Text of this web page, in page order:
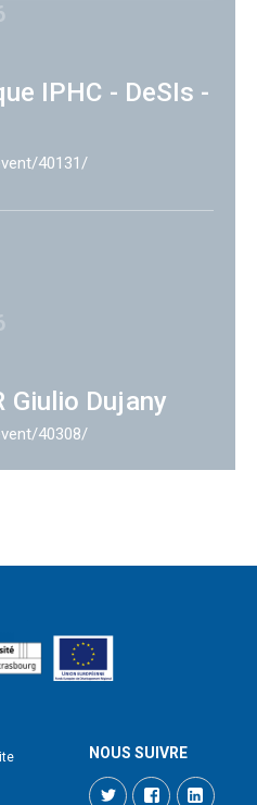
IPHC - DeSIs -
40131/
Giulio Dujany
40308/
NOUS SUIVRE
TwitterFacebook